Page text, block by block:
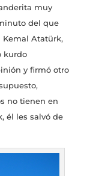
muy
del que
Atatürk,
kurdo
y firmó otro
no tienen en
él les salvó de